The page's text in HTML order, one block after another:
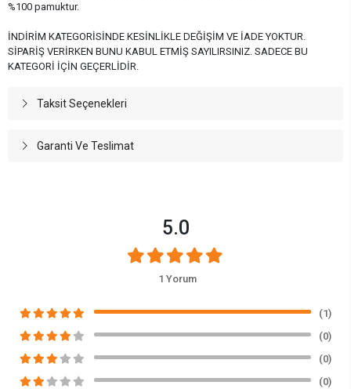
%100 pamuktur.
İNDİRİM KATEGORİSİNDE KESİNLİKLE DEĞİŞİM VE İADE YOKTUR.
SİPARİŞ VERİRKEN BUNU KABUL ETMİŞ SAYILIRSINIZ. SADECE BU
KATEGORİ İÇİN GEÇERLİDİR.
Taksit Seçenekleri
Garanti Ve Teslimat
5.0
1 Yorum
(1)
(0)
(0)
(0)